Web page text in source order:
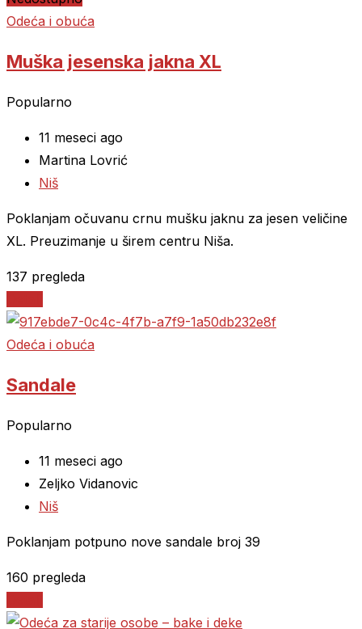
Odeća i obuća
Muška jesenska jakna XL
Popularno
11 meseci ago
Martina Lovrić
Niš
Poklanjam očuvanu crnu mušku jaknu za jesen veličine
XL. Preuzimanje u širem centru Niša.
137 pregleda
Odeća i obuća
Sandale
Popularno
11 meseci ago
Zeljko Vidanovic
Niš
Poklanjam potpuno nove sandale broj 39
160 pregleda